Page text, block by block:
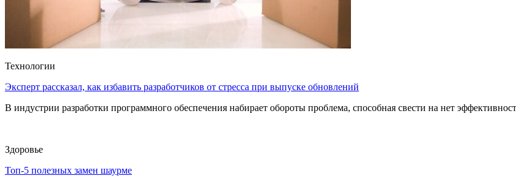
Технологии
Эксперт рассказал, как избавить разработчиков от стресса при выпуске обновлений
В индустрии разработки программного обеспечения набирает обороты проблема, способная свести на нет
Здоровье
Топ-5 полезных замен шаурме